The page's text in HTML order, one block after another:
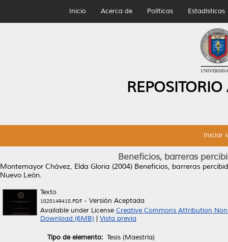
Inicio Acerca de Políticas Estadísticas
Iniciar
Beneficios, barreras
Montemayor Chávez, Elda Gloria (2004) Beneficios, barreras
Nuevo León.
Texto
1020149418.PDF - Versión Aceptada
Available under License Creative Commons Attribution
Download (6MB)
Vista previa
Tipo de elemento: Tesis (Maestría)